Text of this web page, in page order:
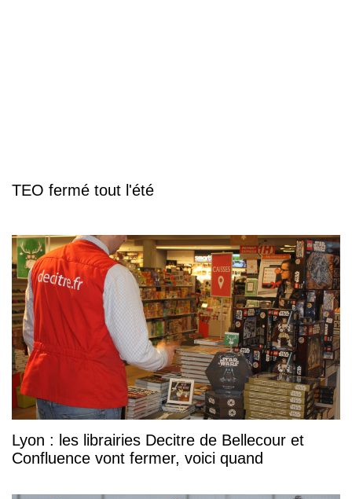
TEO fermé tout l'été
Lyon : les librairies Decitre de Bellecour et
Confluence vont fermer, voici quand